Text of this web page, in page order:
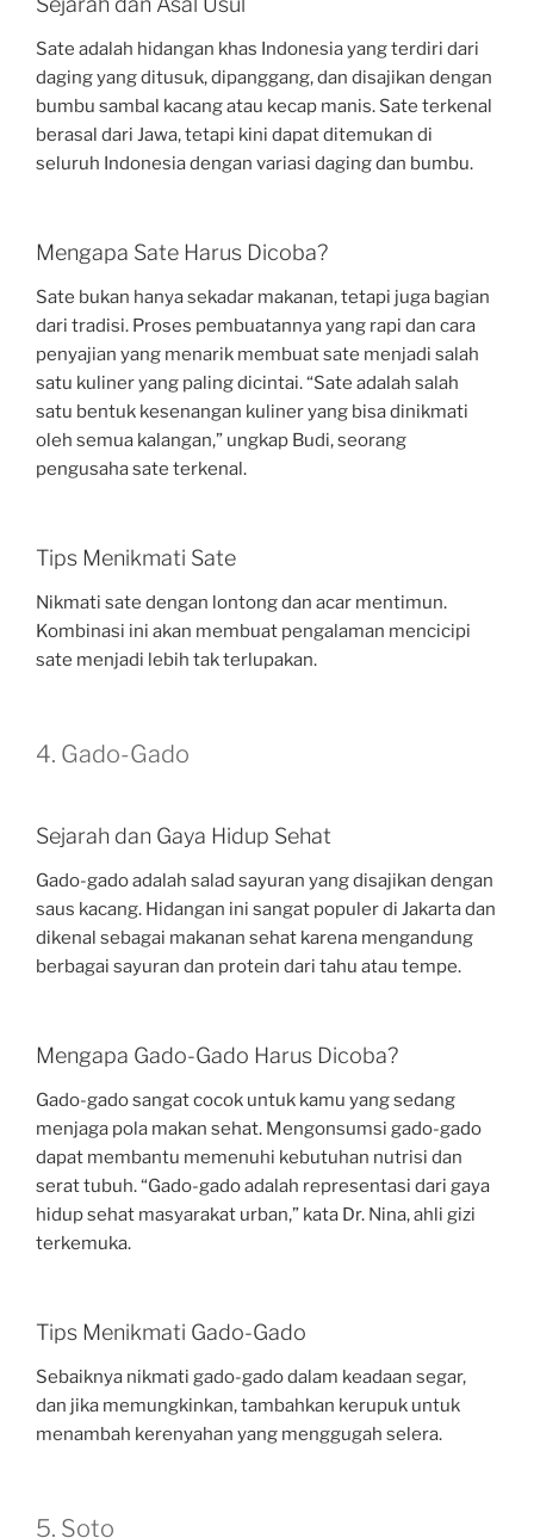
Sate adalah hidangan khas Indonesia yang terdiri dari
daging yang ditusuk, dipanggang, dan disajikan dengan
bumbu sambal kacang atau kecap manis. Sate terkenal
berasal dari Jawa, tetapi kini dapat ditemukan di
seluruh Indonesia dengan variasi daging dan bumbu.
Mengapa Sate Harus Dicoba?
Sate bukan hanya sekadar makanan, tetapi juga bagian
dari tradisi. Proses pembuatannya yang rapi dan cara
penyajian yang menarik membuat sate menjadi salah
satu kuliner yang paling dicintai. “Sate adalah salah
satu bentuk kesenangan kuliner yang bisa dinikmati
oleh semua kalangan,” ungkap Budi, seorang
pengusaha sate terkenal.
Tips Menikmati Sate
Nikmati sate dengan lontong dan acar mentimun.
Kombinasi ini akan membuat pengalaman mencicipi
sate menjadi lebih tak terlupakan.
4. Gado-Gado
Sejarah dan Gaya Hidup Sehat
Gado-gado adalah salad sayuran yang disajikan dengan
saus kacang. Hidangan ini sangat populer di Jakarta dan
dikenal sebagai makanan sehat karena mengandung
berbagai sayuran dan protein dari tahu atau tempe.
Mengapa Gado-Gado Harus Dicoba?
Gado-gado sangat cocok untuk kamu yang sedang
menjaga pola makan sehat. Mengonsumsi gado-gado
dapat membantu memenuhi kebutuhan nutrisi dan
serat tubuh. “Gado-gado adalah representasi dari gaya
hidup sehat masyarakat urban,” kata Dr. Nina, ahli gizi
terkemuka.
Tips Menikmati Gado-Gado
Sebaiknya nikmati gado-gado dalam keadaan segar,
dan jika memungkinkan, tambahkan kerupuk untuk
menambah kerenyahan yang menggugah selera.
5. Soto